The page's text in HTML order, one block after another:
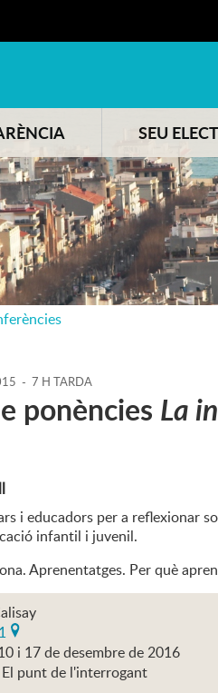
SEU
- 7 H TARDA
ponències La
i educadors per a reflexionar
infantil i juvenil.
Aprenentatges. Per què
i 17 de desembre de 2016
punt de l'interrogant